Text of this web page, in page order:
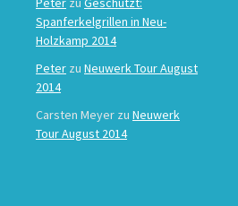
Spanferkelgrillen in Neu-
Holzkamp 2014
Peter zu Neuwerk Tour August
2014
Carsten Meyer zu Neuwerk
Tour August 2014